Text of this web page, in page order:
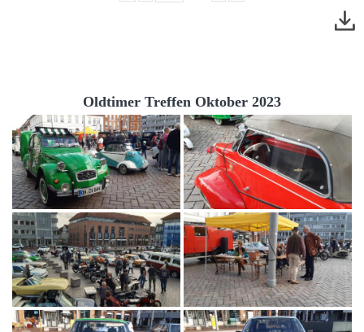
Oldtimer Treffen Oktober 2023